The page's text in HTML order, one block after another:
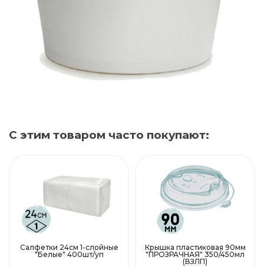
С этим товаром часто покупают:
Салфетки 24см 1-слойные
"Белые" 400шт/уп
Крышка пластиковая 90мм
"ПРОЗРАЧНАЯ" 350/450мл
(ВЗЛП)